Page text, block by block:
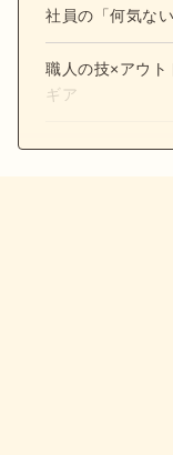
社員の「何気な
職人の技×アウト
ギア